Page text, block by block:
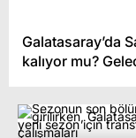
Galatasaray’da
kalıyor mu?